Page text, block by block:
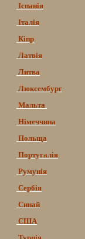
Іспанія
Італія
Кіпр
Латвія
Литва
Люксембург
Мальта
Німеччина
Польща
Португалія
Румунія
Сербія
Синай
США